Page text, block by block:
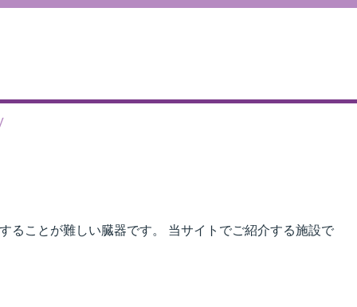
ることが難しい臓器です。 当サイトでご紹介する施設で